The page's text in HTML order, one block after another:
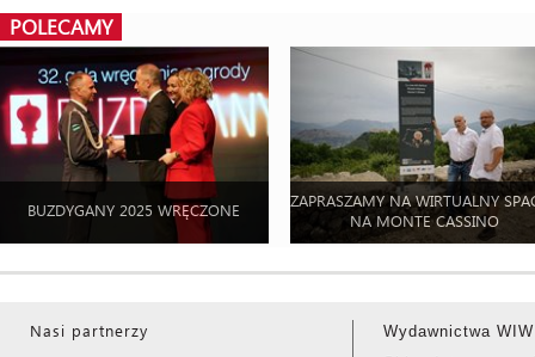
POLECAMY
BUZDYGANY 2025 WRĘCZONE
ZAPRASZAMY NA WIRTUALNY
NA MONTE CASSINO
Nasi partnerzy
Wydawnictwa WIW